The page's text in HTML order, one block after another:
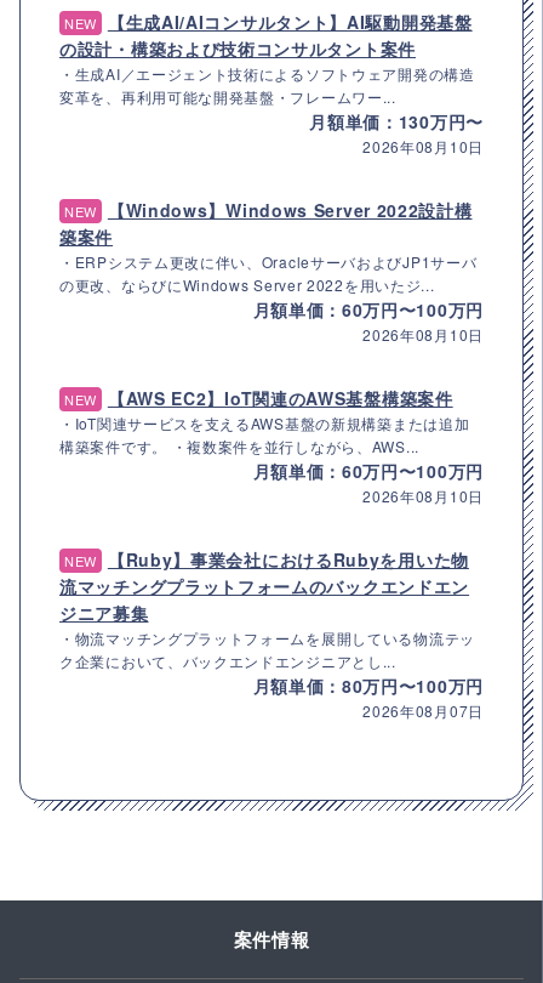
NEW
【生成AI/AIコンサルタント】AI駆動開発基盤
の設計・構築および技術コンサルタント案件
・生成AI／エージェント技術によるソフトウェア開発の構造
変革を、再利用可能な開発基盤・フレームワー...
月額単価：130万円〜
2026年08月10日
NEW
【Windows】Windows Server 2022設計構
築案件
・ERPシステム更改に伴い、OracleサーバおよびJP1サーバ
の更改、ならびにWindows Server 2022を用いたジ...
月額単価：60万円〜100万円
2026年08月10日
NEW 【AWS EC2】IoT関連のAWS基盤構築案件
・IoT関連サービスを支えるAWS基盤の新規構築または追加
構築案件です。 ・複数案件を並行しながら、AWS...
月額単価：60万円〜100万円
2026年08月10日
NEW
【Ruby】事業会社におけるRubyを用いた物
流マッチングプラットフォームのバックエンドエン
ジニア募集
・物流マッチングプラットフォームを展開している物流テッ
ク企業において、バックエンドエンジニアとし...
月額単価：80万円〜100万円
2026年08月07日
案件情報